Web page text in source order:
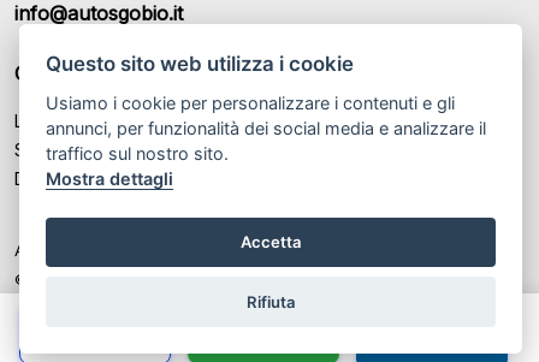
Questo sito web utilizza i cookie
Usiamo i cookie per personalizzare i contenuti e gli
annunci, per funzionalità dei social media e analizzare il
traffico sul nostro sito.
Mostra dettagli
Accetta
Rifiuta
info@autosgobio.it
ORARI DI APERTURA
Lunedì – Venerdì: 9:00 - 13:00 / 15:00 - 19:00
Sabato: 9:00 - 13:00 / Chiuso
Domenica: Chiuso
Autosgobio Srl P.IVA: IT 02682670738
© Another site by